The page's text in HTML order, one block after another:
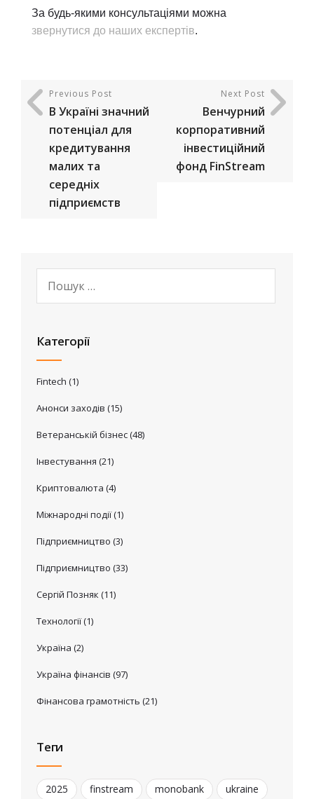
За будь-якими консультаціями можна
звернутися до наших експертів.
Previous Post
В Україні значний
потенціал для
кредитування
малих та
середніх
підприємств
Next Post
Венчурний
корпоративний
інвестиційний
фонд FinStream
Категорії
Fintech (1)
Анонси заходів (15)
Ветеранській бізнес(48)
Інвестування (21)
Криптовалюта (4)
Міжнародні події(1)
Підприємництво (3)
Підприємництво (33)
Сергій Позняк (11)
Технології(1)
Україна (2)
Україна фінансів (97)
Фінансова грамотність (21)
Теги
2025 finstream monobank
ukraine